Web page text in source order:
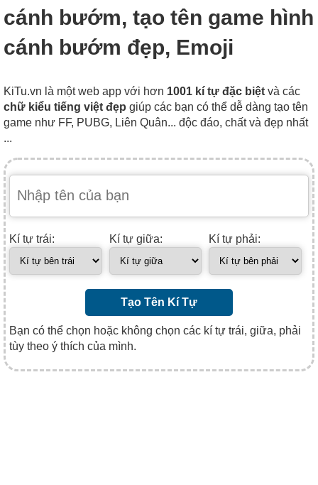
cánh bướm, tạo tên game hình
cánh bướm đẹp, Emoji
KiTu.vn là một web app với hơn 1001 kí tự đặc biệt và các
chữ kiểu tiếng việt đẹp giúp các bạn có thể dễ dàng tạo tên
game như FF, PUBG, Liên Quân... độc đáo, chất và đẹp nhất
...
Kí tự trái: Kí tự giữa: Kí tự phải:
Tạo Tên Kí Tự
Bạn có thể chọn hoặc không chọn các kí tự trái, giữa, phải
tùy theo ý thích của mình.